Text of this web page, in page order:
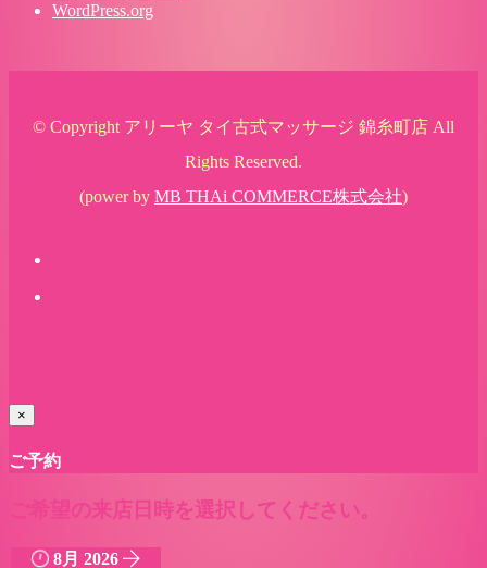
WordPress.org
© Copyright アリーヤ タイ古式マッサージ 錦糸町店 All
Rights Reserved.
(power by MB THAi COMMERCE株式会社)
×
ご予約
ご希望の来店日時を選択してください。
8月 2026